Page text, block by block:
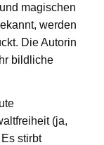
magischen
werden
Die Autorin
bildliche
(ja,
stirbt